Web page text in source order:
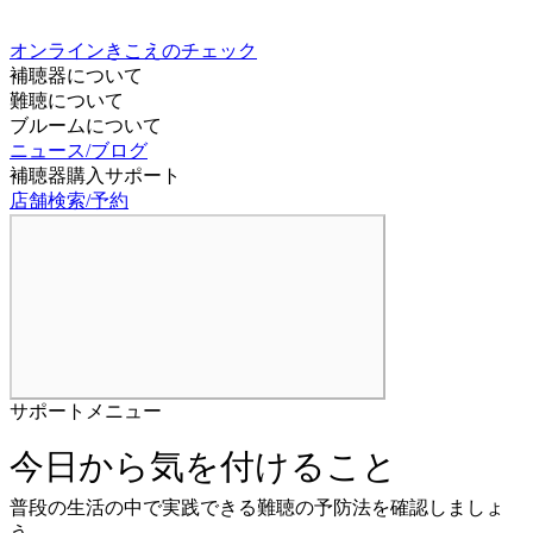
オンラインきこえのチェック
補聴器について
難聴について
ブルームについて
ニュース/ブログ
補聴器購入サポート
店舗検索/予約
サポートメニュー
今日から気を付けること
普段の生活の中で実践できる難聴の予防法を確認しましょ